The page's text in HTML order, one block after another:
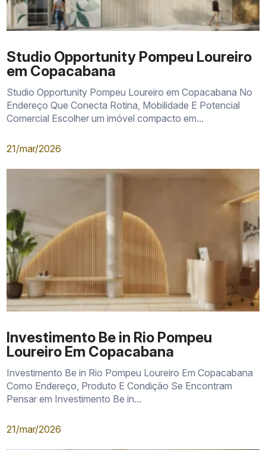
Studio Opportunity Pompeu Loureiro
em Copacabana
Studio Opportunity Pompeu Loureiro em Copacabana No
Endereço Que Conecta Rotina, Mobilidade E Potencial
Comercial Escolher um imóvel compacto em...
21/mar/2026
Investimento Be in Rio Pompeu
Loureiro Em Copacabana
Investimento Be in Rio Pompeu Loureiro Em Copacabana
Como Endereço, Produto E Condição Se Encontram
Pensar em Investimento Be in...
21/mar/2026